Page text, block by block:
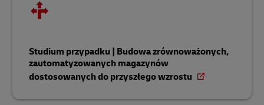
Studium przypadku | Budowa zrównoważonych,
zautomatyzowanych magazynów
dostosowanych do przyszłego wzrostu